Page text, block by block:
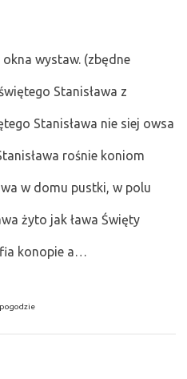
wystaw. (zbędne
Stanisława z
Stanisława nie siej owsa
rośnie koniom
w domu pustki, w polu
żyto jak ława Święty
konopie a…
pogodzie